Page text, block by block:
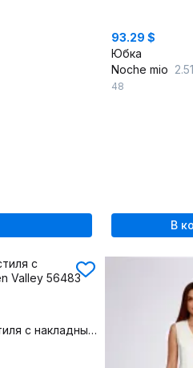
93.29 $
Юбка
Noche mio
48
В
Юбка летняя из льна и текстиля с накладными карманами